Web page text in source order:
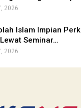
2026
Islam Impian
Seminar…
2026